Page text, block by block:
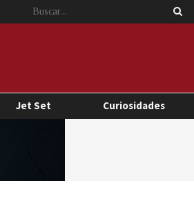
Jet Set Curiosidades